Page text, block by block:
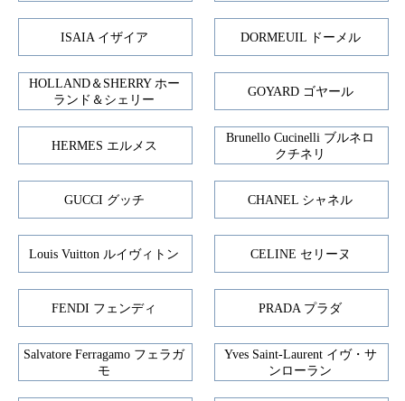
ISAIA イザイア DORMEUIL ドーメル
HOLLAND＆SHERRY ホー
ランド＆シェリー
GOYARD ゴヤール
HERMES エルメス
Brunello Cucinelli ブルネロ
クチネリ
GUCCI グッチ CHANEL シャネル
Louis Vuitton ルイヴィトン CELINE セリーヌ
FENDI フェンディ PRADA プラダ
Salvatore Ferragamo フェラガ
モ
Yves Saint-Laurent イヴ・サ
ンローラン